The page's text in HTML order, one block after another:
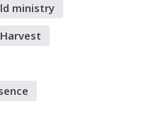
ministry
Harvest